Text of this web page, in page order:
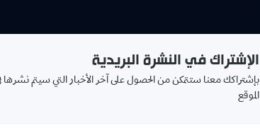
الإشتراك في النشرة البريدية
بإشتراكك معنا ستتمكن من الحصول على آخر الأخبار التي سيتم نشرها
الموقع